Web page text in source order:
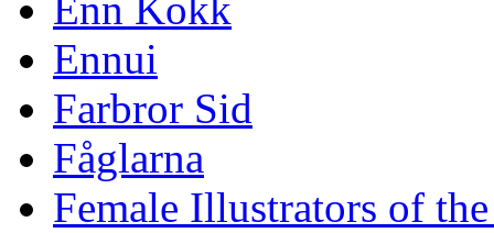
Ennui
Farbror Sid
Fåglarna
Female Illustrators of